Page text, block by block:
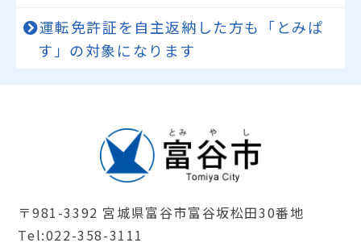
運転免許証を自主返納した方も「とみぱ
す」の対象になります
〒981-3392 宮城県富谷市富谷坂松田30番地
Tel:022-358-3111